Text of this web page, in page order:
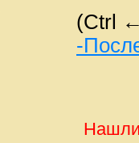
(Ctrl
-
Нашли